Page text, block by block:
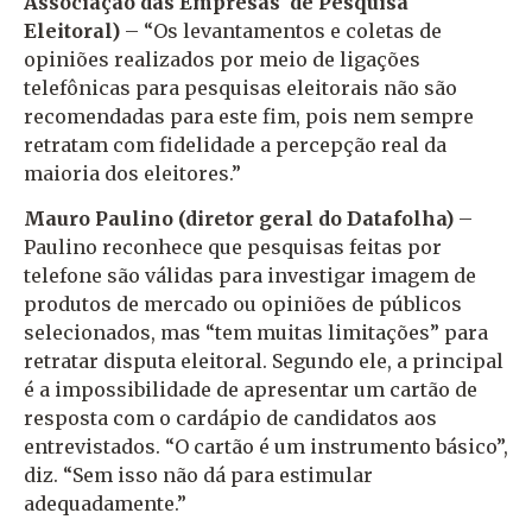
Eleitoral) – “Os levantamentos e coletas de
opiniões realizados por meio de ligações
telefônicas para pesquisas eleitorais não são
recomendadas para este fim, pois nem sempre
retratam com fidelidade a percepção real da
maioria dos eleitores.”
Mauro Paulino (diretor geral do Datafolha) –
Paulino reconhece que pesquisas feitas por
telefone são válidas para investigar imagem de
produtos de mercado ou opiniões de públicos
selecionados, mas “tem muitas limitações” para
retratar disputa eleitoral. Segundo ele, a principal
é a impossibilidade de apresentar um cartão de
resposta com o cardápio de candidatos aos
entrevistados. “O cartão é um instrumento básico”,
diz. “Sem isso não dá para estimular
adequadamente.”